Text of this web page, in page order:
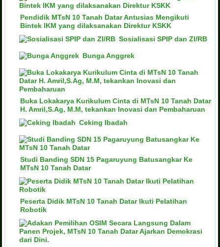
Pendidik MTsN 10 Tanah Datar Antusias Mengikuti
Bintek IKM yang dilaksanakan Direktur KSKK
Sosialisasi SPIP dan ZI/RB
Bunga Anggrek
Buka Lokakarya Kurikulum Cinta di MTsN 10 Tanah Datar
H. Amril,S.Ag, M.M, tekankan Inovasi dan Pembaharuan
Ceking Ibadah
Studi Banding SDN 15 Pagaruyung Batusangkar Ke
MTsN 10 Tanah Datar
Peserta Didik MTsN 10 Tanah Datar Ikuti Pelatihan
Robotik